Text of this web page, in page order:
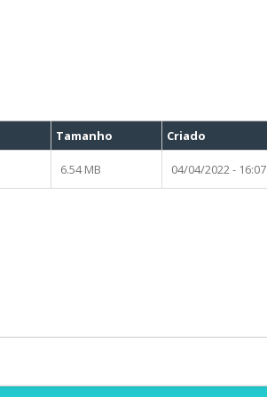
Tamanho Criado
6.54 MB 04/04/2022 - 16:07